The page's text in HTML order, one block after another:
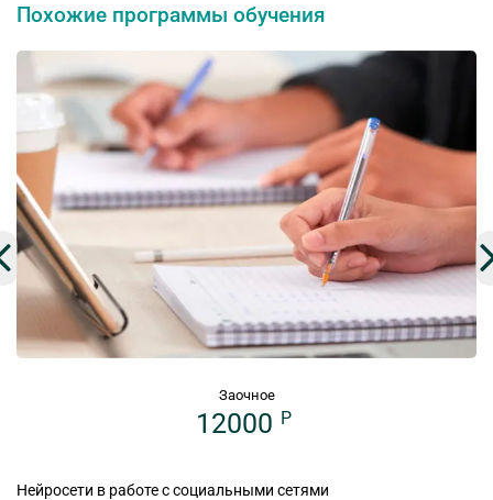
Похожие программы обучения
Заочное
12000 P
Нейросети в работе с социальными сетями